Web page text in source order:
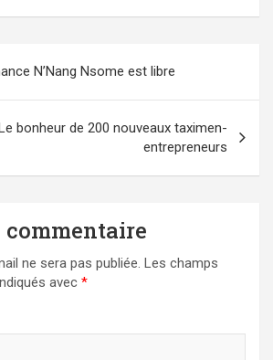
N’Nang Nsome est libre
bonheur de 200 nouveaux taximen-
entrepreneurs
commentaire
ne sera pas publiée. Les champs
avec *